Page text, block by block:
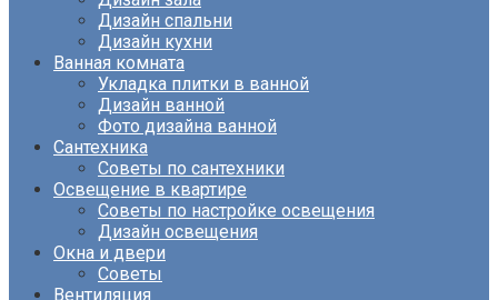
Дизайн спальни
Дизайн кухни
Ванная комната
Укладка плитки в ванной
Дизайн ванной
Фото дизайна ванной
Сантехника
Советы по сантехники
Освещение в квартире
Советы по настройке освещения
Дизайн освещения
Окна и двери
Советы
Вентиляция